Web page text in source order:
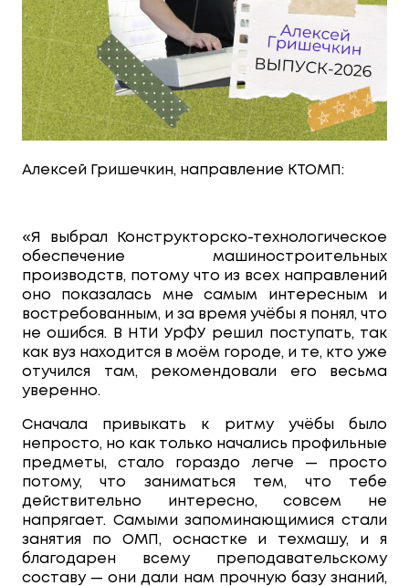
Алексей Гришечкин, направление КТОМП:
«Я выбрал Конструкторско-технологическое
обеспечение машиностроительных
производств, потому что из всех направлений
оно показалась мне самым интересным и
востребованным, и за время учёбы я понял, что
не ошибся. В НТИ УрФУ решил поступать, так
как вуз находится в моём городе, и те, кто уже
отучился там, рекомендовали его весьма
уверенно.
Сначала привыкать к ритму учёбы было
непросто, но как только начались профильные
предметы, стало гораздо легче — просто
потому, что заниматься тем, что тебе
действительно интересно, совсем не
напрягает. Самыми запоминающимися стали
занятия по ОМП, оснастке и техмашу, и я
благодарен всему преподавательскому
составу — они дали нам прочную базу знаний,